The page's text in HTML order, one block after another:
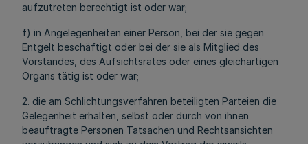
aufzutreten berechtigt ist oder war;
f) in Angelegenheiten einer Person, bei der sie gegen
Entgelt beschäftigt oder bei der sie als Mitglied des
Vorstandes, des Aufsichtsrates oder eines gleichartigen
Organs tätig ist oder war;
2. die am Schlichtungsverfahren beteiligten Parteien die
Gelegenheit erhalten, selbst oder durch von ihnen
beauftragte Personen Tatsachen und Rechtsansichten